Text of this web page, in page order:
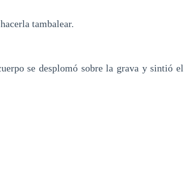
tambalear.
se desplomó sobre la grava y sintió el